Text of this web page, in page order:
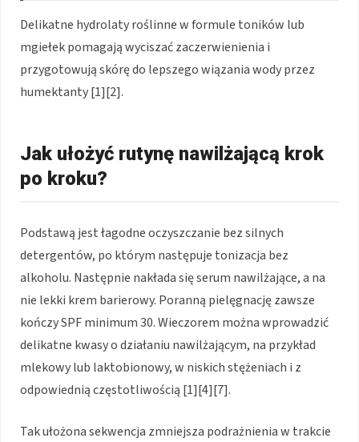
Delikatne hydrolaty roślinne w formule toników lub
mgiełek pomagają wyciszać zaczerwienienia i
przygotowują skórę do lepszego wiązania wody przez
humektanty [1][2].
Jak ułożyć rutynę nawilżającą krok
po kroku?
Podstawą jest łagodne oczyszczanie bez silnych
detergentów, po którym następuje tonizacja bez
alkoholu. Następnie nakłada się serum nawilżające, a na
nie lekki krem barierowy. Poranną pielęgnację zawsze
kończy SPF minimum 30. Wieczorem można wprowadzić
delikatne kwasy o działaniu nawilżającym, na przykład
mlekowy lub laktobionowy, w niskich stężeniach i z
odpowiednią częstotliwością [1][4][7].
Tak ułożona sekwencja zmniejsza podrażnienia w trakcie